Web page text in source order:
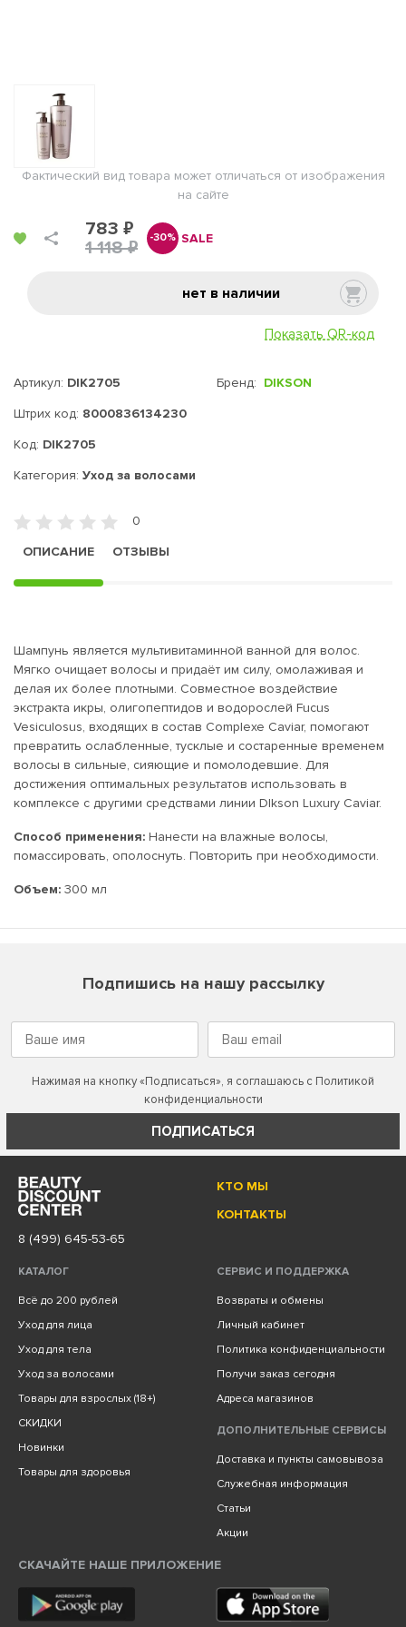
Фактический вид товара может отличаться от изображения
на сайте
783 ₽
1 118 ₽
-30% SALE
нет в наличии
Показать QR-код
Артикул: DIK2705
Штрих код: 8000836134230
Код: DIK2705
Бренд: DIKSON
Категория: Уход за волосами
0
ОПИСАНИЕ
ОТЗЫВЫ
Шампунь является мультивитаминной ванной для волос.
Мягко очищает волосы и придаёт им силу, омолаживая и
делая их более плотными. Совместное воздействие
экстракта икры, олигопептидов и водорослей Fucus
Vesiculosus, входящих в состав Complexe Caviar, помогают
превратить ослабленные, тусклые и состаренные временем
волосы в сильные, сияющие и помолодевшие. Для
достижения оптимальных результатов использовать в
комплексе с другими средствами линии DIkson Luxury Caviar.
Способ применения: Нанести на влажные волосы,
помассировать, ополоснуть. Повторить при необходимости.
Объем: 300 мл
Подпишись на нашу рассылку
Нажимая на кнопку «Подписаться», я соглашаюсь с Политикой
конфиденциальности
ПОДПИСАТЬСЯ
КТО МЫ
КОНТАКТЫ
8 (499) 645-53-65
КАТАЛОГ
Всё до 200 рублей
Уход для лица
Уход для тела
Уход за волосами
Товары для взрослых (18+)
СКИДКИ
Новинки
Товары для здоровья
СЕРВИС И ПОДДЕРЖКА
Возвраты и обмены
Личный кабинет
Политика конфиденциальности
Получи заказ сегодня
Адреса магазинов
ДОПОЛНИТЕЛЬНЫЕ СЕРВИСЫ
Доставка и пункты самовывоза
Служебная информация
Статьи
Акции
СКАЧАЙТЕ НАШЕ ПРИЛОЖЕНИЕ